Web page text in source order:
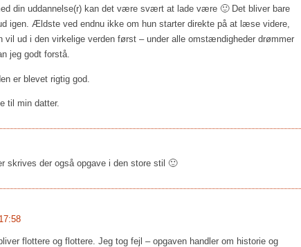
din uddannelse(r) kan det være svært at lade være 🙂 Det bliver bare
igen. Ældste ved endnu ikke om hun starter direkte på at læse videre,
vil ud i den virkelige verden først – under alle omstændigheder drømmer
jeg godt forstå.
er blevet rigtig god.
til min datter.
skrives der også opgave i den store stil 🙂
flottere og flottere. Jeg tog fejl – opgaven handler om historie og